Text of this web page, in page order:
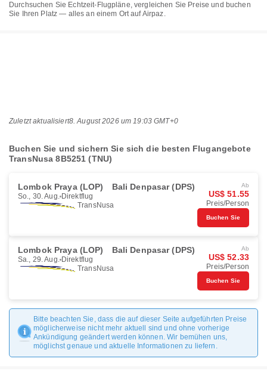
Durchsuchen Sie Echtzeit-Flugpläne, vergleichen Sie Preise und buchen
Sie Ihren Platz — alles an einem Ort auf Airpaz.
Zuletzt aktualisiert8. August 2026 um 19:03 GMT+0
Buchen Sie und sichern Sie sich die besten Flugangebote
TransNusa 8B5251 (TNU)
Lombok Praya (LOP) Bali Denpasar (DPS)
So., 30. Aug. Direktflug
TransNusa
Ab
US$ 51.55
Preis/Person
Buchen Sie
Lombok Praya (LOP) Bali Denpasar (DPS)
Sa., 29. Aug. Direktflug
TransNusa
Ab
US$ 52.33
Preis/Person
Buchen Sie
Bitte beachten Sie, dass die auf dieser Seite aufgeführten Preise
möglicherweise nicht mehr aktuell sind und ohne vorherige
Ankündigung geändert werden können. Wir bemühen uns,
möglichst genaue und aktuelle Informationen zu liefern.